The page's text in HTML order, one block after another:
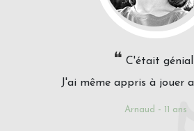
❝ C'était génial
J'ai même appris à jouer
Arnaud - 11 ans